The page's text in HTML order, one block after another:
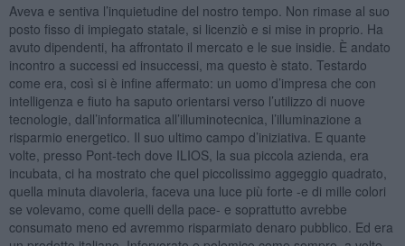
Aveva e sentiva l’inquietudine del nostro tempo. Non rimase al suo
posto fisso di impiegato statale, si licenziò e si mise in proprio. Ha
avuto dipendenti, ha affrontato il mercato e le sue insidie. È andato
incontro a successi ed insuccessi, ma questo è stato. Testardo
come era, così si è infine affermato: un uomo d’impresa che con
intelligenza e fiuto ha saputo orientarsi verso l’utilizzo di nuove
tecnologie, dall’informatica all’illuminotecnica, l’illuminazione a
risparmio energetico. Il suo ultimo campo d’iniziativa. E quante
volte, presso Pont-tech dove ILIOS, la sua piccola azienda, era
incubata, ci ha mostrato che quel piccolissimo aggeggio quadrato,
quella minuta diavoleria, faceva una luce più forte -e di mille colori
se volevamo, come quelli della pace- e soprattutto avrebbe
consumato meno ed avremmo risparmiato denaro pubblico. Ed era